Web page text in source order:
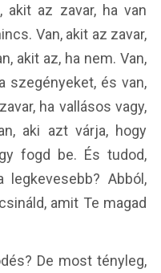
akit az zavar, ha van
Van, akit az zavar,
akit az, ha nem. Van,
szegényeket, és van,
ha vallásos vagy,
aki azt várja, hogy
fogd be. És tudod,
Abból,
amit Te magad
De most tényleg,